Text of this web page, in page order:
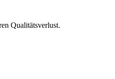
Qualitätsverlust.